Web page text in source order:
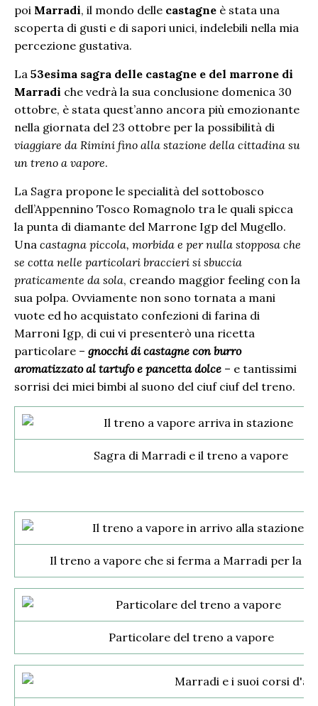
poi Marradi, il mondo delle castagne è stata una
scoperta di gusti e di sapori unici, indelebili nella mia
percezione gustativa.
La 53esima sagra delle castagne e del marrone di
Marradi che vedrà la sua conclusione domenica 30
ottobre, è stata quest’anno ancora più emozionante
nella giornata del 23 ottobre per la possibilità di
viaggiare da Rimini fino alla stazione della cittadina su
un treno a vapore.
La Sagra propone le specialità del sottobosco
dell’Appennino Tosco Romagnolo tra le quali spicca
la punta di diamante del Marrone Igp del Mugello.
Una castagna piccola, morbida e per nulla stopposa che
se cotta nelle particolari braccieri si sbuccia
praticamente da sola, creando maggior feeling con la
sua polpa. Ovviamente non sono tornata a mani
vuote ed ho acquistato confezioni di farina di
Marroni Igp, di cui vi presenterò una ricetta
particolare – gnocchi di castagne con burro
aromatizzato al tartufo e pancetta dolce – e tantissimi
sorrisi dei miei bimbi al suono del ciuf ciuf del treno.
Sagra di Marradi e il treno a vapore
Il treno a vapore che si ferma a Marradi per la
Particolare del treno a vapore